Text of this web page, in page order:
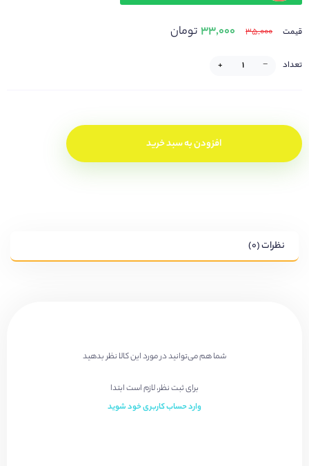
قیمت ۳۵,۰۰۰ ۳۳,۰۰۰تومان
تعداد −
+
افزودن به سبد خرید
نظرات (۰)
شما هم می‌توانید در مورد این کالا نظر بدهید
برای ثبت نظر، لازم است ابتدا
وارد حساب کاربری خود شوید